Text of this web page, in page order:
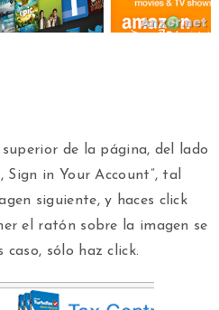
de la página, del lado
Sign in Your Account”, tal
siguiente, y haces click
el ratón sobre la imagen se
sólo haz click.